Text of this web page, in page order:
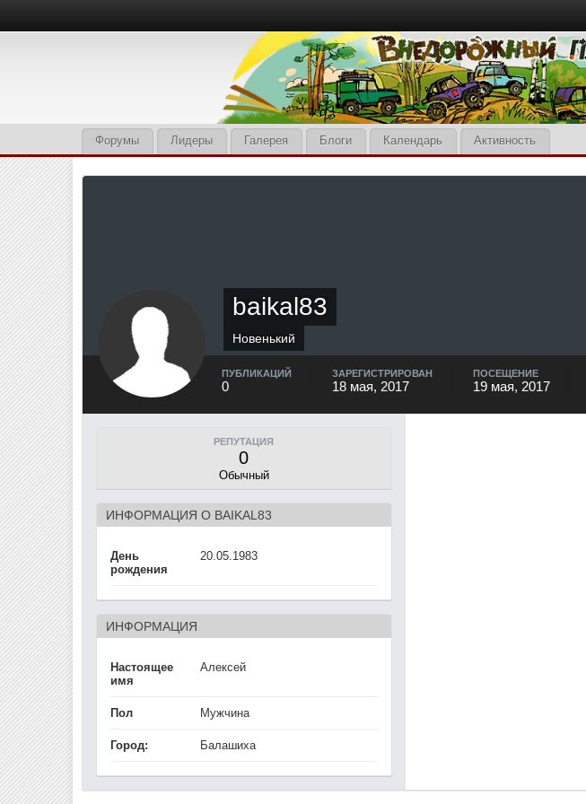
Форумы Лидеры Галерея Блоги Календарь Активность
baikal83
Новенький
ПУБЛИКАЦИЙ
0
ЗАРЕГИСТРИРОВАН
18 мая, 2017
ПОСЕЩЕНИЕ
19 мая, 2017
РЕПУТАЦИЯ
0
Обычный
ИНФОРМАЦИЯ О BAIKAL83
День
рождения
20.05.1983
ИНФОРМАЦИЯ
Настоящее
имя
Алексей
Пол Мужчина
Город: Балашиха